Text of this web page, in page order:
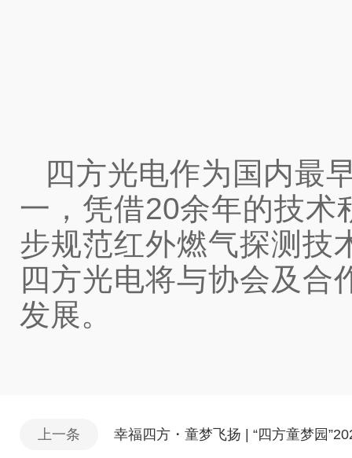
四方光电作为国内最
一，凭借20余年的技术
步规范红外燃气探测技
四方光电将与协会及合
发展。
上一条 幸福四方・童梦飞扬 | “四方童梦园